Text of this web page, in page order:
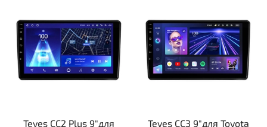
Teyes CC2 Plus 9"для
Teyes CC3 9"для Toyota